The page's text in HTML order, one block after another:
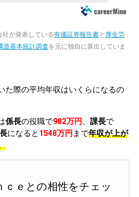
が発表している有価証券報告書と 厚生労
造基本統計調査を元に独自に算出していま
た際の平均年収はいくらになるの
係長の役職で982万円 課長で
になると 1548万円 まで年収が上が
ｃｅとの相性をチェッ